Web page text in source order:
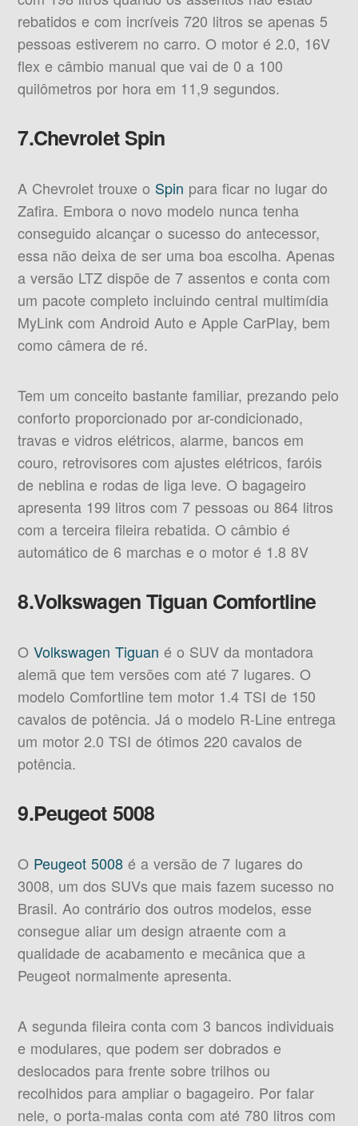
rebatidos e com incríveis 720 litros se apenas 5
pessoas estiverem no carro. O motor é 2.0, 16V
flex e câmbio manual que vai de 0 a 100
quilômetros por hora em 11,9 segundos.
7.Chevrolet Spin
A Chevrolet trouxe o Spin para ficar no lugar do
Zafira. Embora o novo modelo nunca tenha
conseguido alcançar o sucesso do antecessor,
essa não deixa de ser uma boa escolha. Apenas
a versão LTZ dispõe de 7 assentos e conta com
um pacote completo incluindo central multimídia
MyLink com Android Auto e Apple CarPlay, bem
como câmera de ré.
Tem um conceito bastante familiar, prezando pelo
conforto proporcionado por ar-condicionado,
travas e vidros elétricos, alarme, bancos em
couro, retrovisores com ajustes elétricos, faróis
de neblina e rodas de liga leve. O bagageiro
apresenta 199 litros com 7 pessoas ou 864 litros
com a terceira fileira rebatida. O câmbio é
automático de 6 marchas e o motor é 1.8 8V
8.Volkswagen Tiguan Comfortline
OVolkswagen Tiguan é o SUV da montadora
alemã que tem versões com até 7 lugares. O
modelo Comfortline tem motor 1.4 TSI de 150
cavalos de potência. Já o modelo R-Line entrega
um motor 2.0 TSI de ótimos 220 cavalos de
potência.
9.Peugeot 5008
O Peugeot 5008 é a versão de 7 lugares do
3008, um dos SUVs que mais fazem sucesso no
Brasil. Ao contrário dos outros modelos, esse
consegue aliar um design atraente com a
qualidade de acabamento e mecânica que a
Peugeot normalmente apresenta.
A segunda fileira conta com 3 bancos individuais
e modulares, que podem ser dobrados e
deslocados para frente sobre trilhos ou
recolhidos para ampliar o bagageiro. Por falar
nele, o porta-malas conta com até 780 litros com